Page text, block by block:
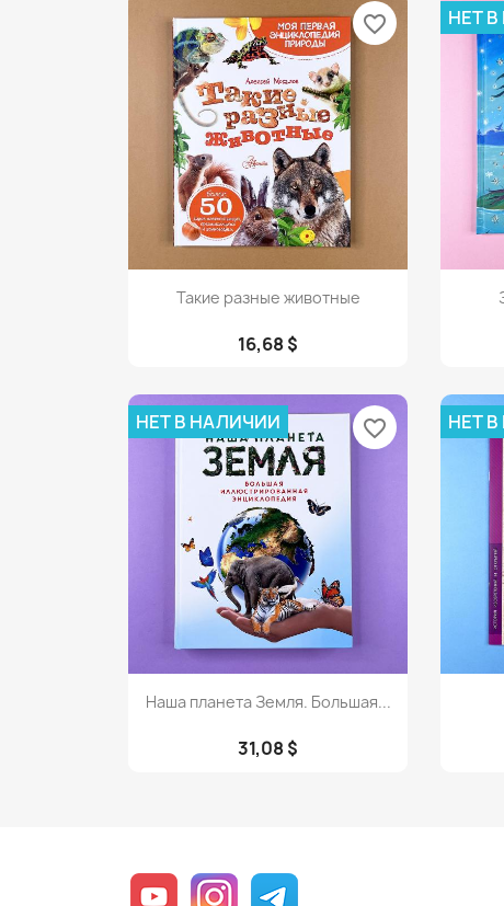
Просмотр
Такие разные животные
16,68 $
favorite_border НЕТ
Просмотр
Наша планета Земля. Большая...
31,08 $
НЕТ В НАЛИЧИИ favorite_border НЕТ
YouTube Instagram